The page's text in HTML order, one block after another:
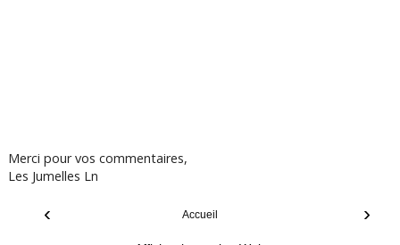
Merci pour vos commentaires,
Les Jumelles Ln
‹ ›
Accueil